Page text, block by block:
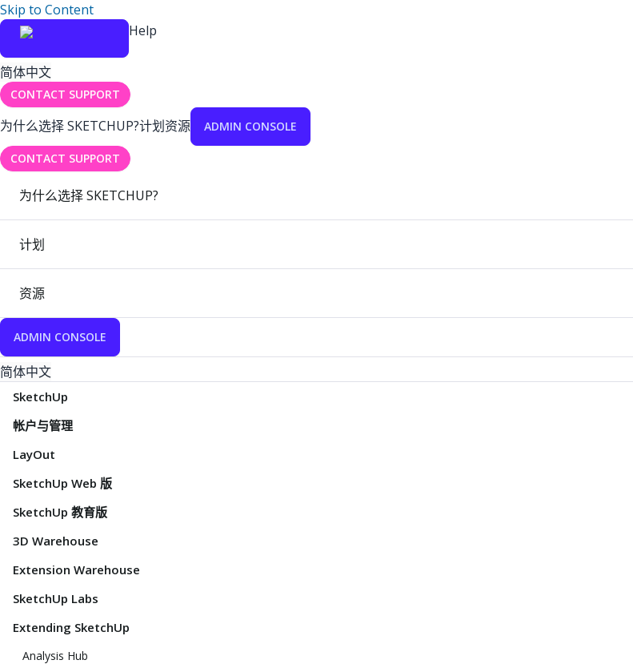
Skip to Content
Help
简体中文
CONTACT SUPPORT
为什么选择 SKETCHUP?计划资源 ADMIN CONSOLE
CONTACT SUPPORT
为什么选择 SKETCHUP?
计划
资源
ADMIN CONSOLE
简体中文
SketchUp
帐户与管理
LayOut
SketchUp Web 版
SketchUp 教育版
3D Warehouse
Extension Warehouse
SketchUp Labs
Extending SketchUp
Analysis Hub